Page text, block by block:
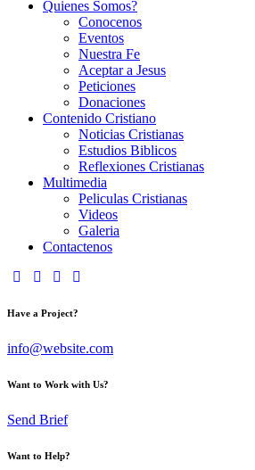
Quienes Somos?
Conocenos
Eventos
Nuestra Fe
Aceptar a Jesus
Peticiones
Donaciones
Contenido Cristiano
Noticias Cristianas
Estudios Biblicos
Reflexiones Cristianas
Multimedia
Peliculas Cristianas
Videos
Galeria
Contactenos
Have a Project?
info@website.com
Want to Work with Us?
Send Brief
Want to Help?